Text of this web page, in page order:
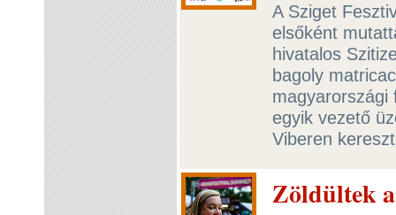
A Sziget
elsőként
hivatalos
bagoly
magyarországi
egyik vezető
Viberen
Zöldültek